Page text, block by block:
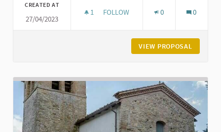
CREATED AT
27/04/2023
1 1 FOLLOWER
FOLLOW 0 0
VIEW PROPOSAL